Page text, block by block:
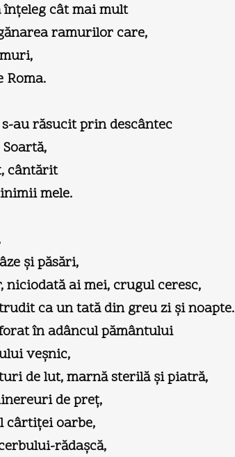
cât mai mult
ramurilor care,
Roma.
au răsucit prin descântec
cântărit
mele.
şi păsări,
niciodată ai mei, crugul ceresc,
ca un tată din greu zi şi noapte.
în adâncul pământului
veşnic,
de lut, marnă sterilă şi piatră,
de preţ,
cârtiţei oarbe,
rădaşcă,